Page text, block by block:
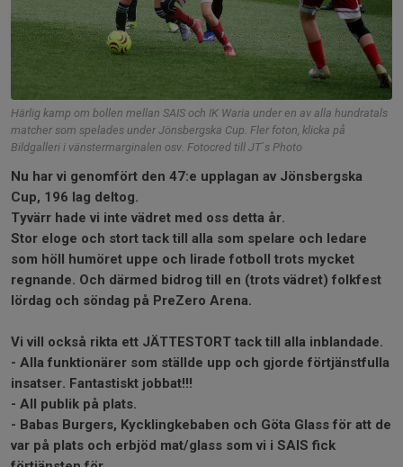
Härlig kamp om bollen mellan SAIS och IK Waria under en av alla hundratals
matcher som spelades under Jönsbergska Cup. Fler foton, klicka på
Bildgalleri i vänstermarginalen osv. Fotocred till JT`s Photo
Nu har vi genomfört den 47:e upplagan av Jönsbergska
Cup, 196 lag deltog.
Tyvärr hade vi inte vädret med oss detta år.
Stor eloge och stort tack till alla som spelare och ledare
som höll humöret uppe och lirade fotboll trots mycket
regnande. Och därmed bidrog till en (trots vädret) folkfest
lördag och söndag på PreZero Arena.
Vi vill också rikta ett JÄTTESTORT tack till alla inblandade.
- Alla funktionärer som ställde upp och gjorde förtjänstfulla
insatser. Fantastiskt jobbat!!!
- All publik på plats.
- Babas Burgers, Kycklingkebaben och Göta Glass för att de
var på plats och erbjöd mat/glass som vi i SAIS fick